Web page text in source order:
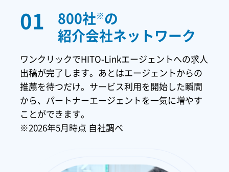
01 800社※の
紹介会社ネットワーク
ワンクリックでHITO-Linkエージェントへの求人
出稿が完了します。あとはエージェントからの
推薦を待つだけ。サービス利用を開始した瞬間
から、パートナーエージェントを一気に増やす
ことができます。
※2026年5月時点 自社調べ